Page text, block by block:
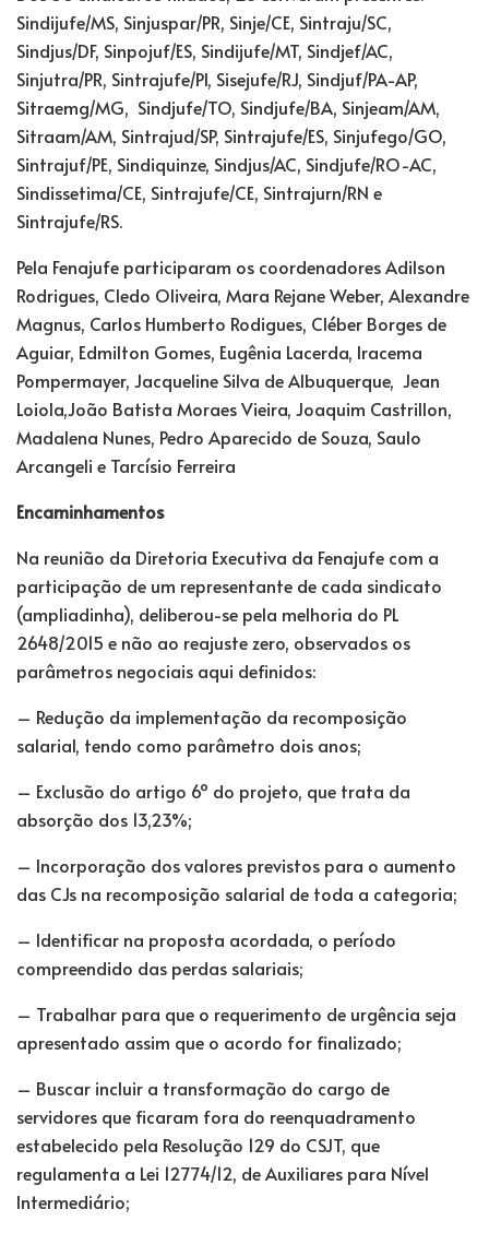
Sindijufe/MS, Sinjuspar/PR, Sinje/CE, Sintraju/SC,
Sindjus/DF, Sinpojuf/ES, Sindijufe/MT, Sindjef/AC,
Sinjutra/PR, Sintrajufe/PI, Sisejufe/RJ, Sindjuf/PA-AP,
Sitraemg/MG, Sindjufe/TO, Sindjufe/BA, Sinjeam/AM,
Sitraam/AM, Sintrajud/SP, Sintrajufe/ES, Sinjufego/GO,
Sintrajuf/PE, Sindiquinze, Sindjus/AC, Sindjufe/RO-AC,
Sindissetima/CE, Sintrajufe/CE, Sintrajurn/RN e
Sintrajufe/RS.
Pela Fenajufe participaram os coordenadores Adilson
Rodrigues, Cledo Oliveira, Mara Rejane Weber, Alexandre
Magnus, Carlos Humberto Rodigues, Cléber Borges de
Aguiar, Edmilton Gomes, Eugênia Lacerda, Iracema
Pompermayer, Jacqueline Silva de Albuquerque, Jean
Loiola,João Batista Moraes Vieira, Joaquim Castrillon,
Madalena Nunes, Pedro Aparecido de Souza, Saulo
Arcangeli e Tarcísio Ferreira
Encaminhamentos
Na reunião da Diretoria Executiva da Fenajufe com a
participação de um representante de cada sindicato
(ampliadinha), deliberou-se pela melhoria do PL
2648/2015 e não ao reajuste zero, observados os
parâmetros negociais aqui definidos:
– Redução da implementação da recomposição
salarial, tendo como parâmetro dois anos;
– Exclusão do artigo 6º do projeto, que trata da
absorção dos 13,23%;
– Incorporação dos valores previstos para o aumento
das CJs na recomposição salarial de toda a categoria;
– Identificar na proposta acordada, o período
compreendido das perdas salariais;
– Trabalhar para que o requerimento de urgência seja
apresentado assim que o acordo for finalizado;
– Buscar incluir a transformação do cargo de
servidores que ficaram fora do reenquadramento
estabelecido pela Resolução 129 do CSJT, que
regulamenta a Lei 12774/12, de Auxiliares para Nível
Intermediário;